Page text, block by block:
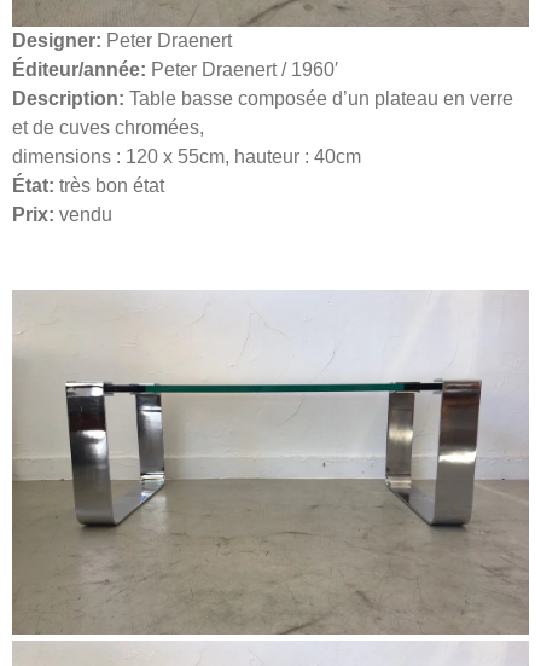
Designer: Peter Draenert
Éditeur/année: Peter Draenert / 1960′
Description: Table basse composée d’un plateau en verre
et de cuves chromées,
dimensions : 120 x 55cm, hauteur : 40cm
État: très bon état
Prix: vendu